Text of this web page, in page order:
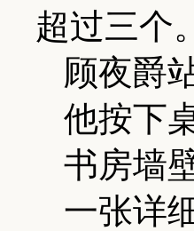
超过三个
顾夜爵
他按下
书房墙
一张详